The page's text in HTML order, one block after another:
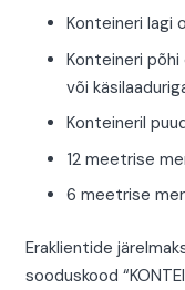
Konteineri lagi
Konteineri
või
Konteineril
12 meetrise
6 meetrise
Eraklientide
sooduskood